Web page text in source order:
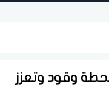
التنفيذي لأدنوك للتوزيع: صفقة "شل" تضيف 580 محطة وقود وتعزز